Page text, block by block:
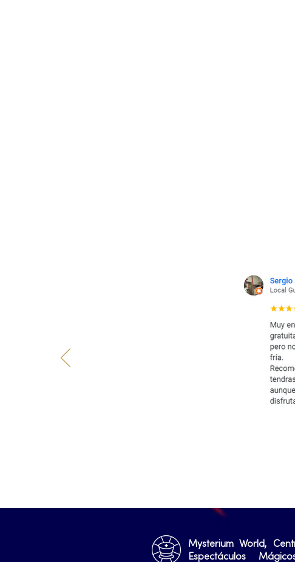
Mysterium World,
Espectáculos